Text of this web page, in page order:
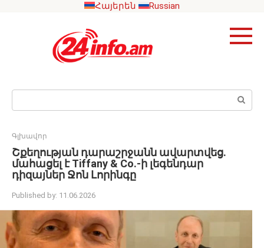
Հայերեն Russian
Search:
Գլխավոր
Շքեղության դարաշրջանն ավարտվեց.
մահացել է Tiffany & Co.-ի լեգենդար
դիզայներ Ջոն Լորինգը
Published by: 11.06.2026